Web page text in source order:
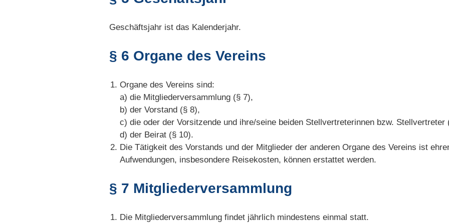
Geschäftsjahr ist das Kalenderjahr.
§ 6 Organe des Vereins
Organe des Vereins sind:
a) die Mitgliederversammlung (§ 7),
b) der Vorstand (§ 8),
c) die oder der Vorsitzende und ihre/seine beiden Stellvertreterinnen bzw. Stellvertreter
d) der Beirat (§ 10).
Die Tätigkeit des Vorstands und der Mitglieder der anderen Organe des Vereins ist
Aufwendungen, insbesondere Reisekosten, können erstattet werden.
§ 7 Mitgliederversammlung
Die Mitgliederversammlung findet jährlich mindestens einmal statt.